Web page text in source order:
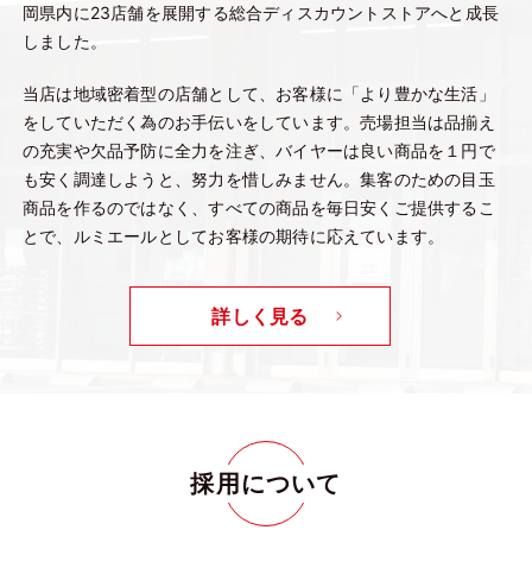
岡県内に23店舗を展開する総合ディスカウントストアへと成長
しました。
当店は地域密着型の店舗として、お客様に「より豊かな生活」
をしていただく為のお手伝いをしています。売場担当は品揃え
の充実や欠品予防に全力を注ぎ、バイヤーは良い商品を１円で
も安く調達しようと、努力を惜しみません。集客のための目玉
商品を作るのではなく、すべての商品を毎日安くご提供するこ
とで、ルミエールとしてお客様の期待に応えています。
詳しく見る
採用について